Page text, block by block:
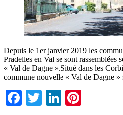
Depuis le 1er janvier 2019 les
Pradelles en Val se sont rassemblées
« Val de Dagne ».Situé dans les
commune nouvelle « Val de Dagne »
Facebook
TwitterLinkedIn